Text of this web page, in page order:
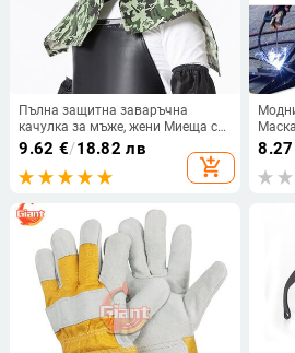
Пълна защитна заваръчна
качулка за мъже, жени Миеща се
дишаща заваръчна капачка за
врата Огнеупорна защитна
заваръчна капачка
9.62 €/18.82 лв
add_shopping_cart
мото
8.27